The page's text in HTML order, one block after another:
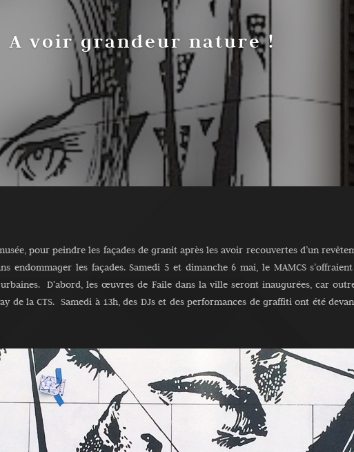
A voir grandeur nature !
pour peindre les façades de granit après les avoir recouvertes d’un
endommager les façades. Samedi 5 et dimanche 6 mai, le MAMCS
D’abord, les œuvres de Faile dans la ville seront inaugurées, car
la CTS. Samedi à 13h, des DJs et des performances de graffiti ont été